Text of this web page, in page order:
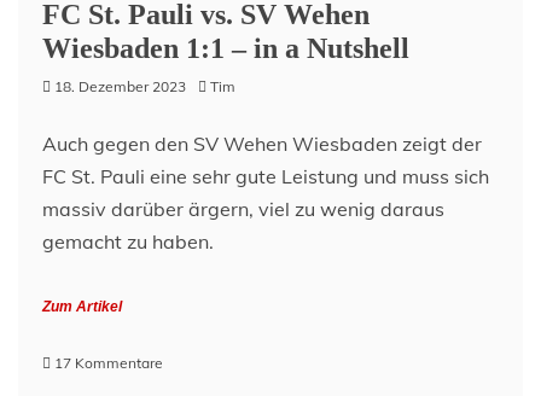
FC St. Pauli vs. SV Wehen
Wiesbaden 1:1 – in a Nutshell
18. Dezember 2023 Tim
Auch gegen den SV Wehen Wiesbaden zeigt der
FC St. Pauli eine sehr gute Leistung und muss sich
massiv darüber ärgern, viel zu wenig daraus
gemacht zu haben.
Zum Artikel
17 Kommentare